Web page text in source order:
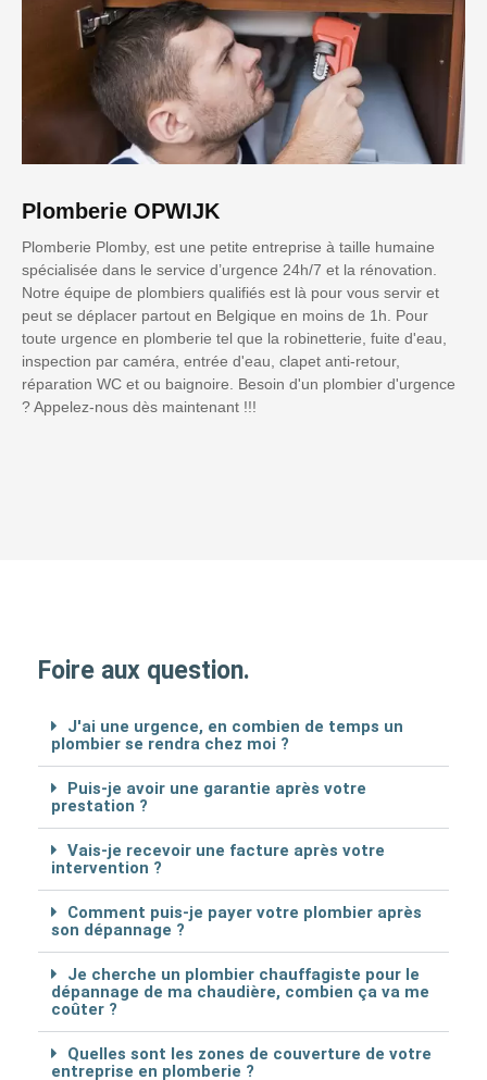
Plomberie OPWIJK
Plomberie Plomby, est une petite entreprise à taille humaine
spécialisée dans le service d’urgence 24h/7 et la rénovation.
Notre équipe de plombiers qualifiés est là pour vous servir et
peut se déplacer partout en Belgique en moins de 1h. Pour
toute urgence en plomberie tel que la robinetterie, fuite d'eau,
inspection par caméra, entrée d'eau, clapet anti-retour,
réparation WC et ou baignoire. Besoin d'un plombier d'urgence
? Appelez-nous dès maintenant !!!
Foire aux question.
J'ai une urgence, en combien de temps un
plombier se rendra chez moi ?
Puis-je avoir une garantie après votre
prestation ?
Vais-je recevoir une facture après votre
intervention ?
Comment puis-je payer votre plombier après
son dépannage ?
Je cherche un plombier chauffagiste pour le
dépannage de ma chaudière, combien ça va me
coûter ?
Quelles sont les zones de couverture de votre
entreprise en plomberie ?